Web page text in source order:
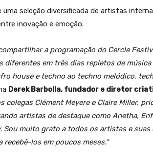
uma seleção diversificada de artistas
inovação e emoção.
a programação do Cercle
diferentes em três dias repletos de
house e techno ao techno melódico,
Derek Barbolla, fundador e diretor
colegas Clément Meyere e Claire Miller,
artistas de destaque como Anetha,
Sou muito grato a todos os artistas e
recebê-los em poucos meses.”